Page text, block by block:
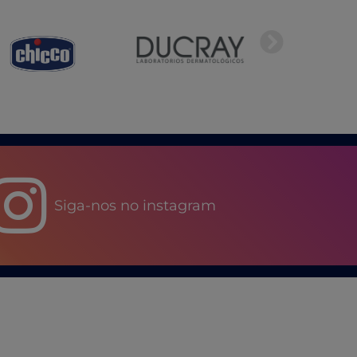
Siga-nos no instagram